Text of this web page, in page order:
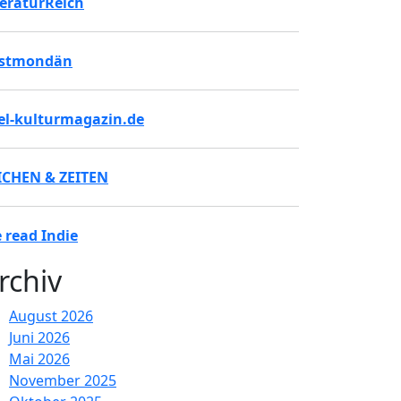
kulturmagazin.de
& ZEITEN
read Indie
August 2026
Juni 2026
Mai 2026
November 2025